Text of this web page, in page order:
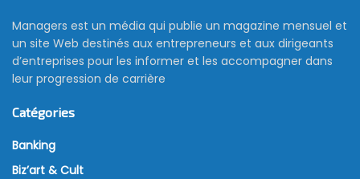
Managers est un média qui publie un magazine mensuel et
un site Web destinés aux entrepreneurs et aux dirigeants
d’entreprises pour les informer et les accompagner dans
leur progression de carrière
Catégories
Banking
Biz’art & Cult